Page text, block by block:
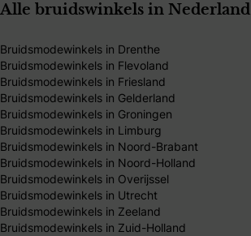
Alle bruidswinkels in Nederland
Bruidsmodewinkels in Drenthe
Bruidsmodewinkels in Flevoland
Bruidsmodewinkels in Friesland
Bruidsmodewinkels in Gelderland
Bruidsmodewinkels in Groningen
Bruidsmodewinkels in Limburg
Bruidsmodewinkels in Noord-Brabant
Bruidsmodewinkels in Noord-Holland
Bruidsmodewinkels in Overijssel
Bruidsmodewinkels in Utrecht
Bruidsmodewinkels in Zeeland
Bruidsmodewinkels in Zuid-Holland